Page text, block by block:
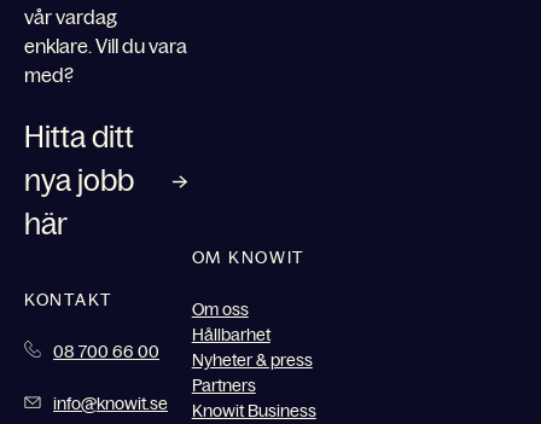
vår vardag
enklare. Vill du vara
med?
Hitta ditt
nya jobb
här
KONTAKT
08 700 66 00
info@knowit.se
OM KNOWIT
Om oss
Hållbarhet
Nyheter & press
Partners
Knowit Business